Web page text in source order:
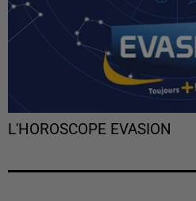
L'HOROSCOPE EVASION